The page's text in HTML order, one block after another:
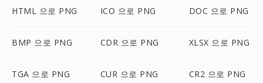
HTML 으로 PNG ICO 으로 PNG DOC 으로 PNG
BMP 으로 PNG CDR 으로 PNG XLSX 으로 PNG
TGA 으로 PNG CUR 으로 PNG CR2 으로 PNG